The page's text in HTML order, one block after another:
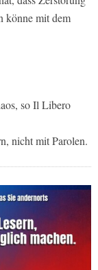
könne mit dem
so Il Libero
nicht mit Parolen.